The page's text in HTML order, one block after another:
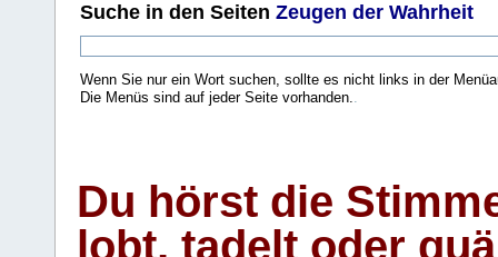
Suche in den Seiten Zeugen der Wahrheit
Wenn Sie nur ein Wort suchen, sollte es nicht links in der
Die Menüs sind auf jeder Seite vorhanden.
Du hörst die
lobt, tadelt oder